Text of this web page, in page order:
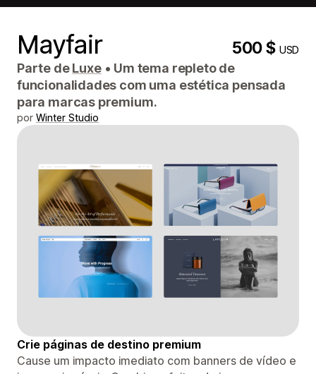
Mayfair 500 $USD
Parte deLuxe • Um tema repleto de
funcionalidades com uma estética pensada
para marcas premium.
por Winter Studio
Crie páginas de destino premium
Cause um impacto imediato com banners de vídeo e